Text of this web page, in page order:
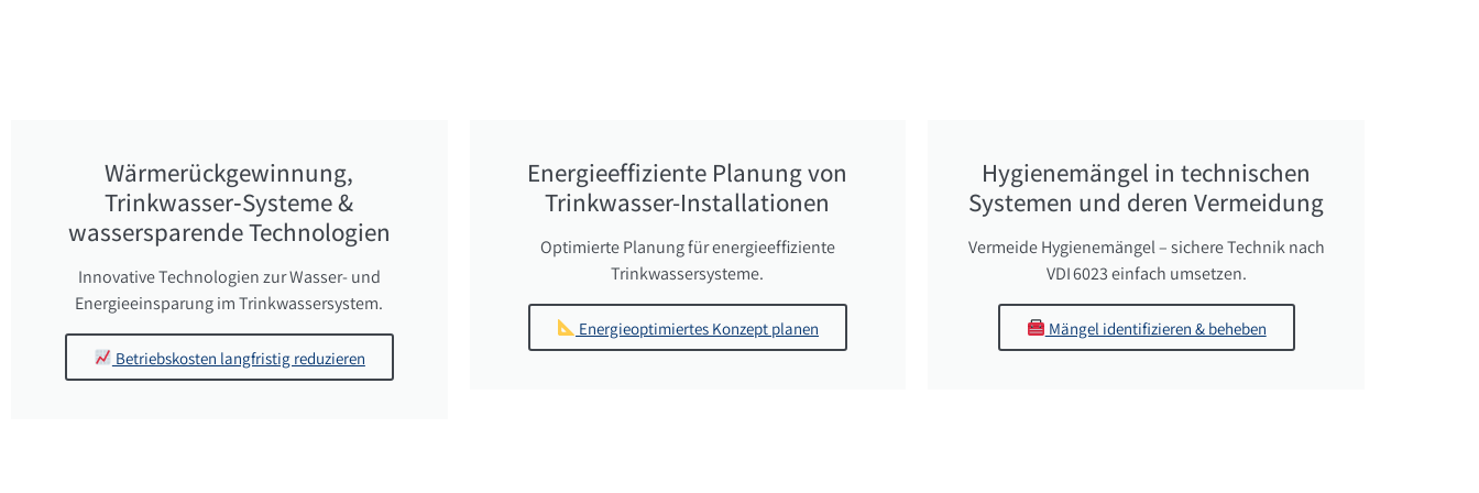
Wärmerückgewinnung,
Trinkwasser‑Systeme &
wassersparende Technologien
Innovative Technologien zur Wasser- und
Energieeinsparung im Trinkwassersystem.
Betriebskosten langfristig reduzieren
Energieeffiziente Planung von
Trinkwasser-Installationen
Optimierte Planung für energieeffiziente
Trinkwassersysteme.
Energieoptimiertes Konzept planen
Hygienemängel in technischen
Systemen und deren Vermeidung
Vermeide Hygienemängel – sichere Technik nach
VDI 6023 einfach umsetzen.
Mängel identifizieren & beheben